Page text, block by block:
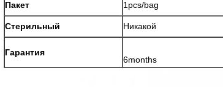
Пакет 1pcs/bag
Стерильный Никакой
Гарантия
6months